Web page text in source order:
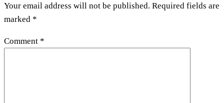
Your email address will not be published. Required fields are
marked *
Comment *